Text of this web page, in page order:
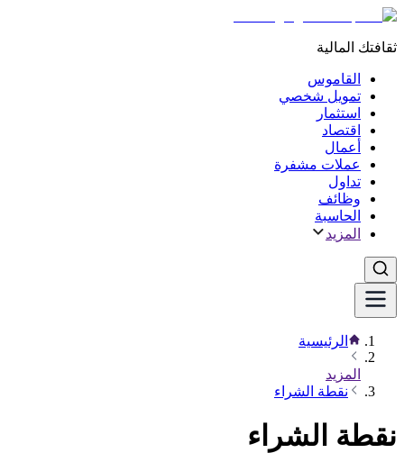
ثقافتك المالية
القاموس
تمويل شخصي
استثمار
اقتصاد
أعمال
عملات مشفرة
تداول
وظائف
الحاسبة
المزيد
الرئيسية
المزيد
نقطة الشراء
نقطة الشراء